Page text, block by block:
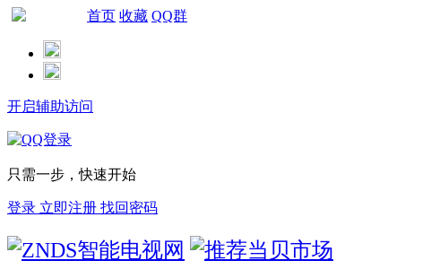
首页 收藏 QQ群
开启辅助访问
只需一步，快速开始
登录 立即注册 找回密码